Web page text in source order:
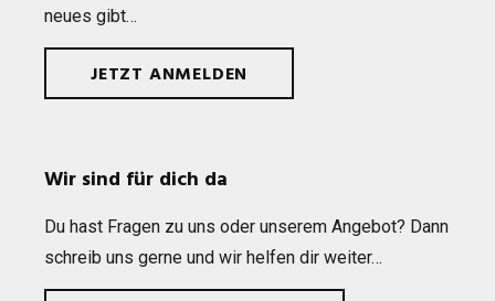
neues gibt…
JETZT ANMELDEN
Wir sind für dich da
Du hast Fra­gen zu uns oder unse­rem Ange­bot? Dann
schreib uns gerne und wir hel­fen dir weiter…